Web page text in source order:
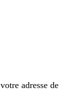
adresse de